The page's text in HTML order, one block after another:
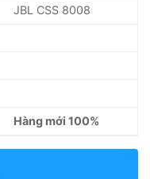
JBL CSS 8008
Hàng mới 100%